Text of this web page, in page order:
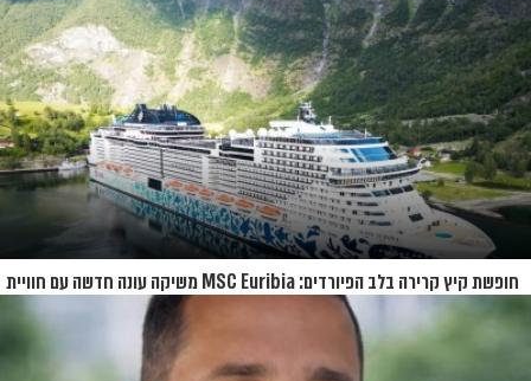
חופשת קיץ קרירה בלב הפיורדים: MSC Euribia משיקה עונה חדשה עם חוויית
קרוז רחבת היקף